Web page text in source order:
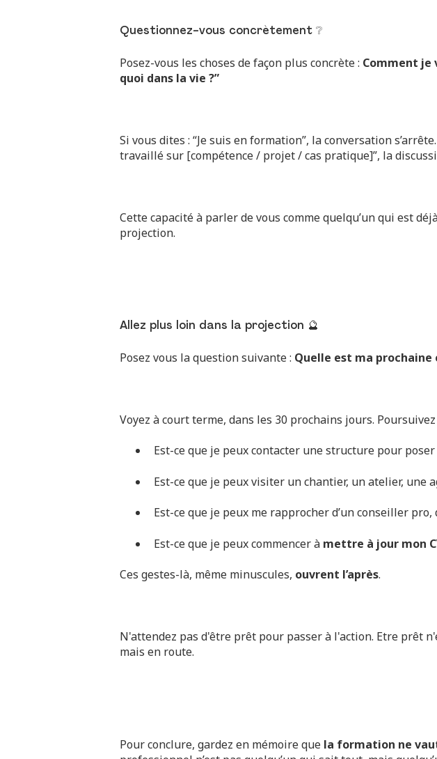
Questionnez-vous concrètement ❔
Posez-vous les choses de façon plus concrète : Comment je
quoi dans la vie ?”
Si vous dites : “Je suis en formation”, la conversation
travaillé sur [compétence / projet / cas pratique]”, la
Cette capacité à parler de vous comme quelqu’un qui est
projection.
Allez plus loin dans la projection 🔮
Posez vous la question suivante : Quelle est ma
Voyez à court terme, dans les 30 prochains jours. Poursuivez
Est-ce que je peux contacter une structure pour
Est-ce que je peux visiter un chantier, un atelier, une
Est-ce que je peux me rapprocher d’un conseiller pro,
Est-ce que je peux commencer à mettre à jour mon
Ces gestes-là, même minuscules, ouvrent l’après.
N'attendez pas d'être prêt pour passer à l'action. Etre prêt
mais en route.
Pour conclure, gardez en mémoire que la formation ne